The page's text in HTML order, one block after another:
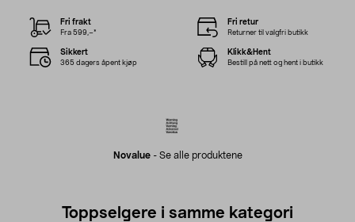
Novalue- Se alle produktene
Fri frakt
Fra 599,–*
Fri retur
Returner til valgfri butikk
Sikkert
365 dagers åpent kjøp
Klikk&Hent
Bestill på nett og hent i butikk
Toppselgere i samme kategori